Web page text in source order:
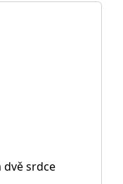
dvě srdce